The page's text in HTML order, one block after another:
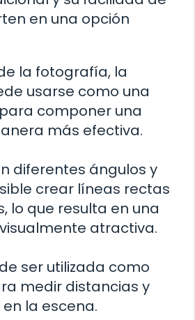
en una opción
la fotografía, la
usarse como una
componer una
más efectiva.
diferentes ángulos y
crear líneas rectas
lo que resulta en una
atractiva.
ser utilizada como
medir distancias y
la escena.